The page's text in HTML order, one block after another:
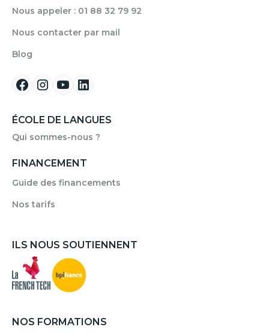
Nous appeler : 01 88 32 79 92
Nous contacter par mail
Blog
ÉCOLE DE LANGUES
Qui sommes-nous ?
FINANCEMENT
Guide des financements
Nos tarifs
ILS NOUS SOUTIENNENT
NOS FORMATIONS